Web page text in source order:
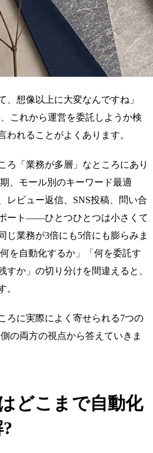
、想像以上に大変なんですね」
これから運営を委託しようか検
われることがよくあります。
ろ「業務が多層」なところにあり
、モール別のキーワード最適
レビュー返信、SNS投稿、問い合
ート——ひとつひとつは小さくて
じ業務が3倍にも5倍にも膨らみま
を自動化するか」「何を委託す
すか」の切り分けを間違えると、
。
ろに実際によく寄せられる7つの
の両方の視点から答えていきま
どこまで自動化